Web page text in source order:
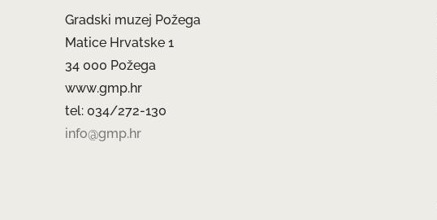
Gradski muzej Požega
Matice Hrvatske 1
34 000 Požega
www.gmp.hr
tel: 034/272-130
info@gmp.hr